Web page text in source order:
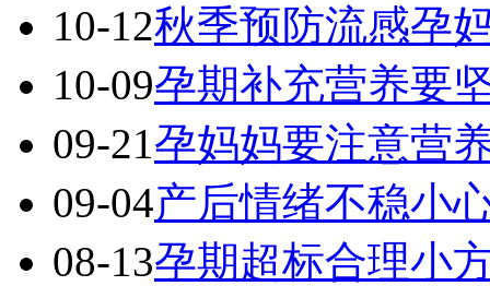
10-12秋季预防流感孕
10-09孕期补充营养要
09-21孕妈妈要注意营
09-04产后情绪不稳小
08-13孕期超标合理小